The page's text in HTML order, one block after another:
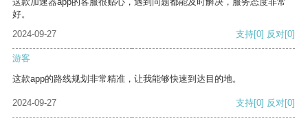
好。
2024-09-27
支持[0] 反对[0]
游客
这款app的路线规划非常精准，让我能够快速到达目的地。
2024-09-27 支持[0] 反对[0]